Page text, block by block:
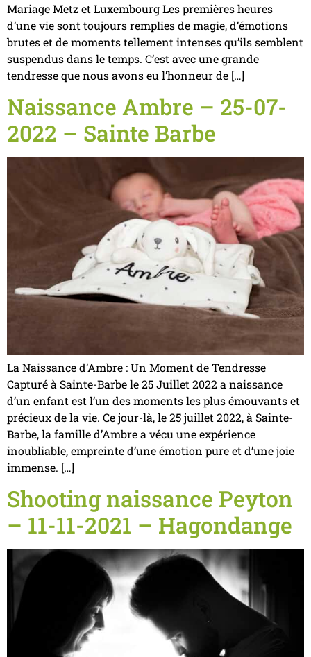
Mariage Metz et Luxembourg Les premières heures
d’une vie sont toujours remplies de magie, d’émotions
brutes et de moments tellement intenses qu’ils semblent
suspendus dans le temps. C’est avec une grande
tendresse que nous avons eu l’honneur de […]
Naissance Ambre – 25-07-
2022 – Sainte Barbe
La Naissance d’Ambre : Un Moment de Tendresse
Capturé à Sainte-Barbe le 25 Juillet 2022 a naissance
d’un enfant est l’un des moments les plus émouvants et
précieux de la vie. Ce jour-là, le 25 juillet 2022, à Sainte-
Barbe, la famille d’Ambre a vécu une expérience
inoubliable, empreinte d’une émotion pure et d’une joie
immense. […]
Shooting naissance Peyton
– 11-11-2021 – Hagondange